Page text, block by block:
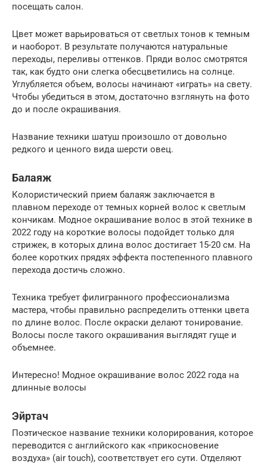
посещать салон.
Цвет может варьироваться от светлых тонов к темным
и наоборот. В результате получаются натуральные
переходы, переливы оттенков. Пряди волос смотрятся
так, как будто они слегка обесцветились на солнце.
Углубляется объем, волосы начинают «играть» на свету.
Чтобы убедиться в этом, достаточно взглянуть на фото
до и после окрашивания.
Название техники шатуш произошло от довольно
редкого и ценного вида шерсти овец.
Балаяж
Колористический прием балаяж заключается в
плавном переходе от темных корней волос к светлым
кончикам. Модное окрашивание волос в этой технике в
2022 году на короткие волосы подойдет только для
стрижек, в которых длина волос достигает 15-20 см. На
более коротких прядях эффекта постепенного плавного
перехода достичь сложно.
Техника требует филигранного профессионализма
мастера, чтобы правильно распределить оттенки цвета
по длине волос. После окраски делают тонирование.
Волосы после такого окрашивания выглядят гуще и
объемнее.
Интересно! Модное окрашивание волос 2022 года на
длинные волосы
Эйртач
Поэтическое название техники колорирования, которое
переводится с английского как «прикосновение
воздуха» (air touch), соответствует его сути. Отделяют